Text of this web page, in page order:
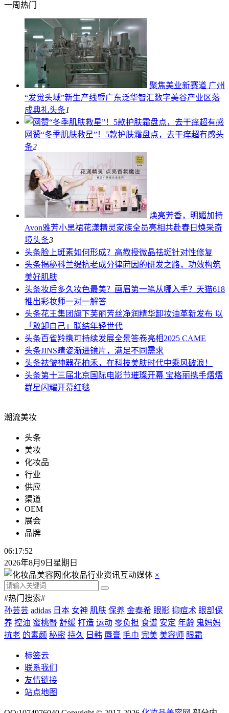
一周热门
聚焦美业新赛道 广州
“发觉头域”新生产线暨广东泛华智汇数字美谷产业区落
成典礼头条1
网赞“冬季肌肤救星”！5款护肤霜盘点，去干痒超有感头
条2
焕亮芳香，明媚加持
Avon雅芳小黑裙花漾精灵家族全员亮相共赴春日焕采奇
境头条3
头条脸上斑素如何形成？高教授微晶祛斑针对性修复
头条揭秘科兰缇抗老成分律莳因的研发之路，功效构筑
美好肌肤
头条妆后多久妆色最美？画眉第一笔从哪入手？天猫618
推出彩妆师一对一解答
头条花王集团旗下芙丽芳丝净润精华卸妆油革新发布 以
「敢卸自己」联结年轻世代
头条百雀羚携可持续发展全景答卷亮相2025 CAME
头条JINS睛姿渐进镜片，满足不同需求
头条祛皱神器花柏禾，在科技美肤时代中乘风破浪！
头条第十三届北京国际电影节璀璨开幕 宝格丽携手熠熠
群星闪耀开幕红毯
潮流美妆
头条
美妆
化妆品
行业
供应
渠道
OEM
展会
品牌
06:17:53
2026年8月9日星期日
×
#热门搜索#
孙芸芸 adidas 日本 女神 肌肤 保养 金泰希 眼影 抑痘术 眼部保
养 控油 蜜桃臀 舒缓 打造 运动 零负担 食谱 安定 年龄 鬼妈妈
抗老 的素颜 秘密 持久 日韩 唇膏 毛巾 完美 美容师 眼霜
标签云
联系我们
友情链接
站点地图